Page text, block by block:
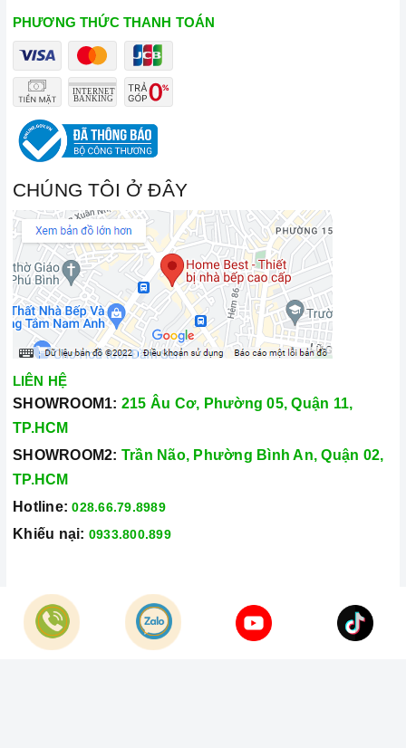
PHƯƠNG THỨC THANH TOÁN
CHÚNG TÔI Ở ĐÂY
LIÊN HỆ
SHOWROOM1: 215 Âu Cơ, Phường 05, Quận 11,
TP.HCM
SHOWROOM2: Trần Não, Phường Bình An, Quận 02,
TP.HCM
Hotline: 028.66.79.8989
Khiếu nại: 0933.800.899
© Bản quyền thuộc vềCông Ty TNHH Home Best Việt Nam
Cung cấp bởi
Sapo